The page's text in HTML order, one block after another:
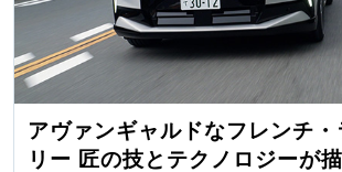
アヴァンギャルドなフレンチ
リー 匠の技とテクノロジーが